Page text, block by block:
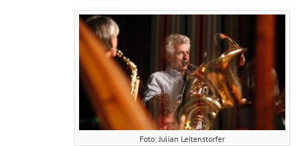
Foto: Julian Leitenstorfer